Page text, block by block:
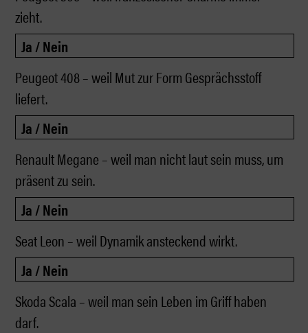
zieht.
Peugeot 408 – weil Mut zur Form Gesprächsstoff
liefert.
Renault Megane – weil man nicht laut sein muss, um
präsent zu sein.
Seat Leon – weil Dynamik ansteckend wirkt.
Skoda Scala – weil man sein Leben im Griff haben
darf.